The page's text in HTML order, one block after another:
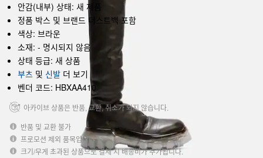
안감(내부) 상태: 새 제품
정품 박스 및 브랜드 더스트백 포함
색상: 브라운
소재: - 명시되지 않음
상태 등급: 새 상품
부츠 및 신발 더 보기
벤더 코드: HBXAA410
아카이브 상품은 반품, 교환, 취소가 되지 않습니다.
반품 및 교환 불가
프로모션 제외 품목입니다.
크기/무게 초과된 상품으로 결제 시 배송비가 추가됩니다.